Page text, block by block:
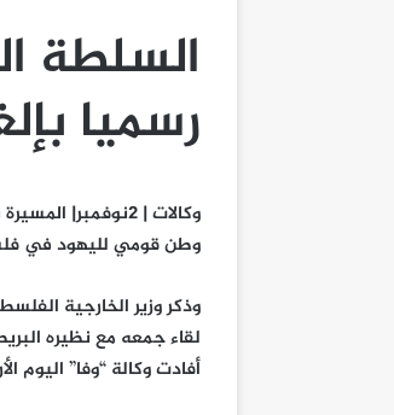
السلطة
رسميا
وكالات | 2نوفمبر|
وطن قومي لليهود في
وذكر وزير الخارجية
لقاء جمعه مع نظيره
أفادت وكالة “وفا” اليوم